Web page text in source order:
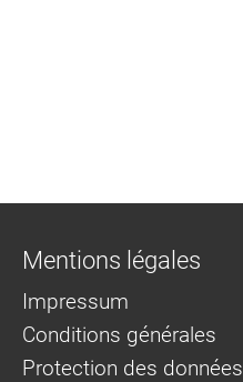
Mentions légales
Impressum
Conditions générales
Protection des données